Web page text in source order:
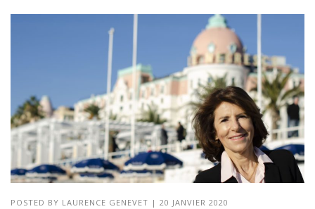
POSTED BY LAURENCE GENEVET | 20 JANVIER 2020